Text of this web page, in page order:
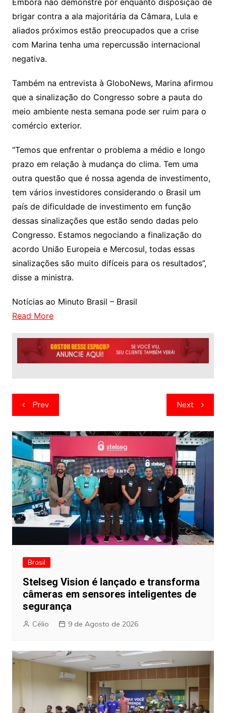
Embora não demonstre por enquanto disposição de
brigar contra a ala majoritária da Câmara, Lula e
aliados próximos estão preocupados que a crise
com Marina tenha uma repercussão internacional
negativa.
Também na entrevista à GloboNews, Marina afirmou
que a sinalização do Congresso sobre a pauta do
meio ambiente nesta semana pode ser ruim para o
comércio exterior.
“Temos que enfrentar o problema a médio e longo
prazo em relação à mudança do clima. Tem uma
outra questão que é nossa agenda de investimento,
tem vários investidores considerando o Brasil um
país de dificuldade de investimento em função
dessas sinalizações que estão sendo dadas pelo
Congresso. Estamos negociando a finalização do
acordo União Europeia e Mercosul, todas essas
sinalizações são muito difíceis para os resultados”,
disse a ministra.
Notícias ao Minuto Brasil – Brasil
Read More
Navegação
de
artigos
Prev Next
Brasil
Stelseg Vision é lançado e transforma
câmeras em sensores inteligentes de
segurança
Célio 9 de Agosto de 2026